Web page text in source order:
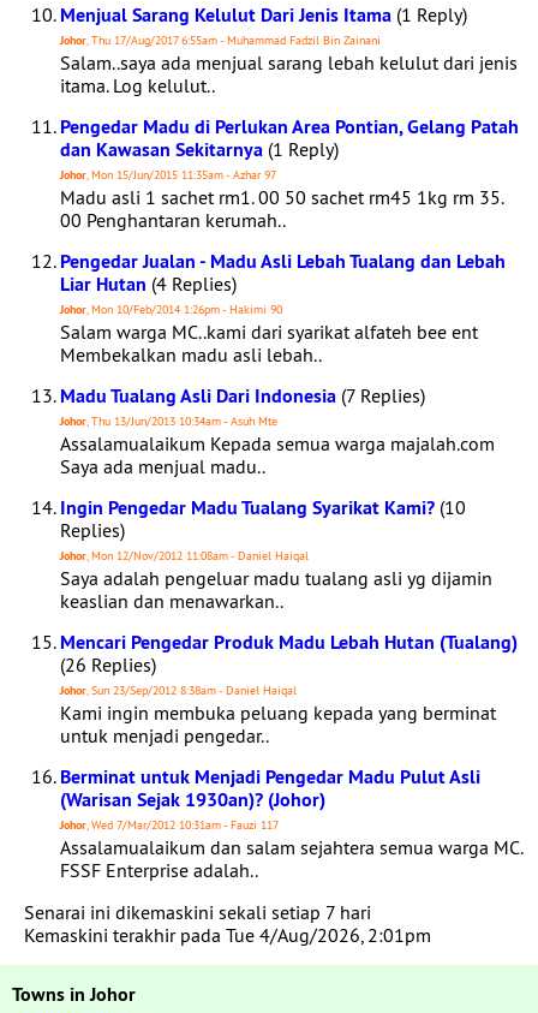
Menjual Sarang Kelulut Dari Jenis Itama (1 Reply)
Johor, Thu 17/Aug/2017 6:55am - Muhammad Fadzil Bin Zainani
Salam..saya ada menjual sarang lebah kelulut dari jenis
itama. Log kelulut..
Pengedar Madu di Perlukan Area Pontian, Gelang Patah
dan Kawasan Sekitarnya (1 Reply)
Johor, Mon 15/Jun/2015 11:35am - Azhar 97
Madu asli 1 sachet rm1. 00 50 sachet rm45 1kg rm 35.
00 Penghantaran kerumah..
Pengedar Jualan - Madu Asli Lebah Tualang dan Lebah
Liar Hutan (4 Replies)
Johor, Mon 10/Feb/2014 1:26pm - Hakimi 90
Salam warga MC..kami dari syarikat alfateh bee ent
Membekalkan madu asli lebah..
Madu Tualang Asli Dari Indonesia (7 Replies)
Johor, Thu 13/Jun/2013 10:34am - Asuh Mte
Assalamualaikum Kepada semua warga majalah.com
Saya ada menjual madu..
Ingin Pengedar Madu Tualang Syarikat Kami? (10
Replies)
Johor, Mon 12/Nov/2012 11:08am - Daniel Haiqal
Saya adalah pengeluar madu tualang asli yg dijamin
keaslian dan menawarkan..
Mencari Pengedar Produk Madu Lebah Hutan (Tualang)
(26 Replies)
Johor, Sun 23/Sep/2012 8:38am - Daniel Haiqal
Kami ingin membuka peluang kepada yang berminat
untuk menjadi pengedar..
Berminat untuk Menjadi Pengedar Madu Pulut Asli
(Warisan Sejak 1930an)? (Johor)
Johor, Wed 7/Mar/2012 10:31am - Fauzi 117
Assalamualaikum dan salam sejahtera semua warga MC.
FSSF Enterprise adalah..
Senarai ini dikemaskini sekali setiap 7 hari
Kemaskini terakhir pada Tue 4/Aug/2026, 2:01pm
Towns in Johor